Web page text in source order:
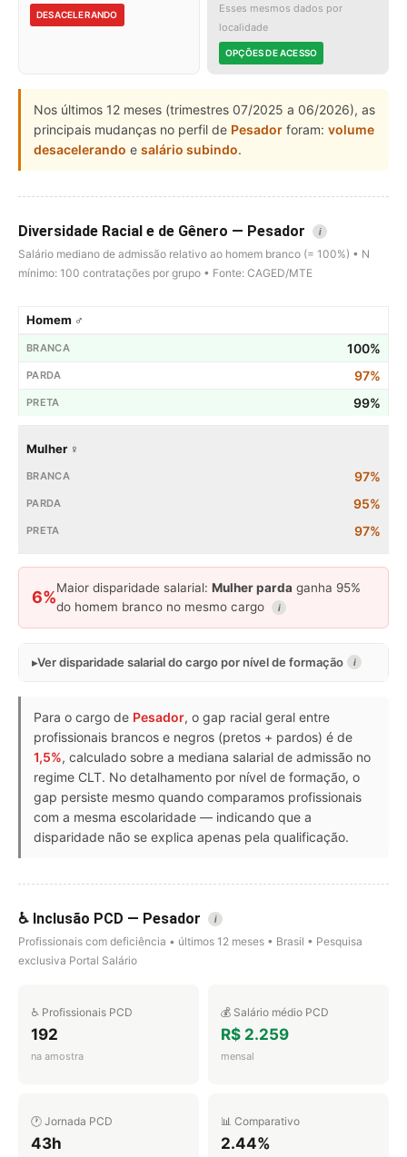
DESACELERANDO
Esses mesmos dados por
localidade
OPÇÕES DE ACESSO
Nos últimos 12 meses (trimestres 07/2025 a 06/2026), as
principais mudanças no perfil de Pesador foram: volume
desacelerando e salário subindo.
Diversidade Racial e de Gênero — Pesador i
Salário mediano de admissão relativo ao homem branco (= 100%) • N
mínimo: 100 contratações por grupo • Fonte: CAGED/MTE
Homem ♂
100%
97%
99%
Mulher ♀
97%
95%
97%
6%
Maior disparidade salarial: Mulher parda ganha 95%
do homem branco no mesmo cargo
i
Ver disparidade salarial do cargo por nível de formação i
Para o cargo de Pesador, o gap racial geral entre
profissionais brancos e negros (pretos + pardos) é de
1,5%, calculado sobre a mediana salarial de admissão no
regime CLT. No detalhamento por nível de formação, o
gap persiste mesmo quando comparamos profissionais
com a mesma escolaridade — indicando que a
disparidade não se explica apenas pela qualificação.
♿ Inclusão PCD — Pesador i
Profissionais com deficiência • últimos 12 meses • Brasil • Pesquisa
exclusiva Portal Salário
♿ Profissionais PCD
192
na amostra
💰 Salário médio PCD
R$ 2.259
mensal
🕐 Jornada PCD
43h
📊 Comparativo
2.44%